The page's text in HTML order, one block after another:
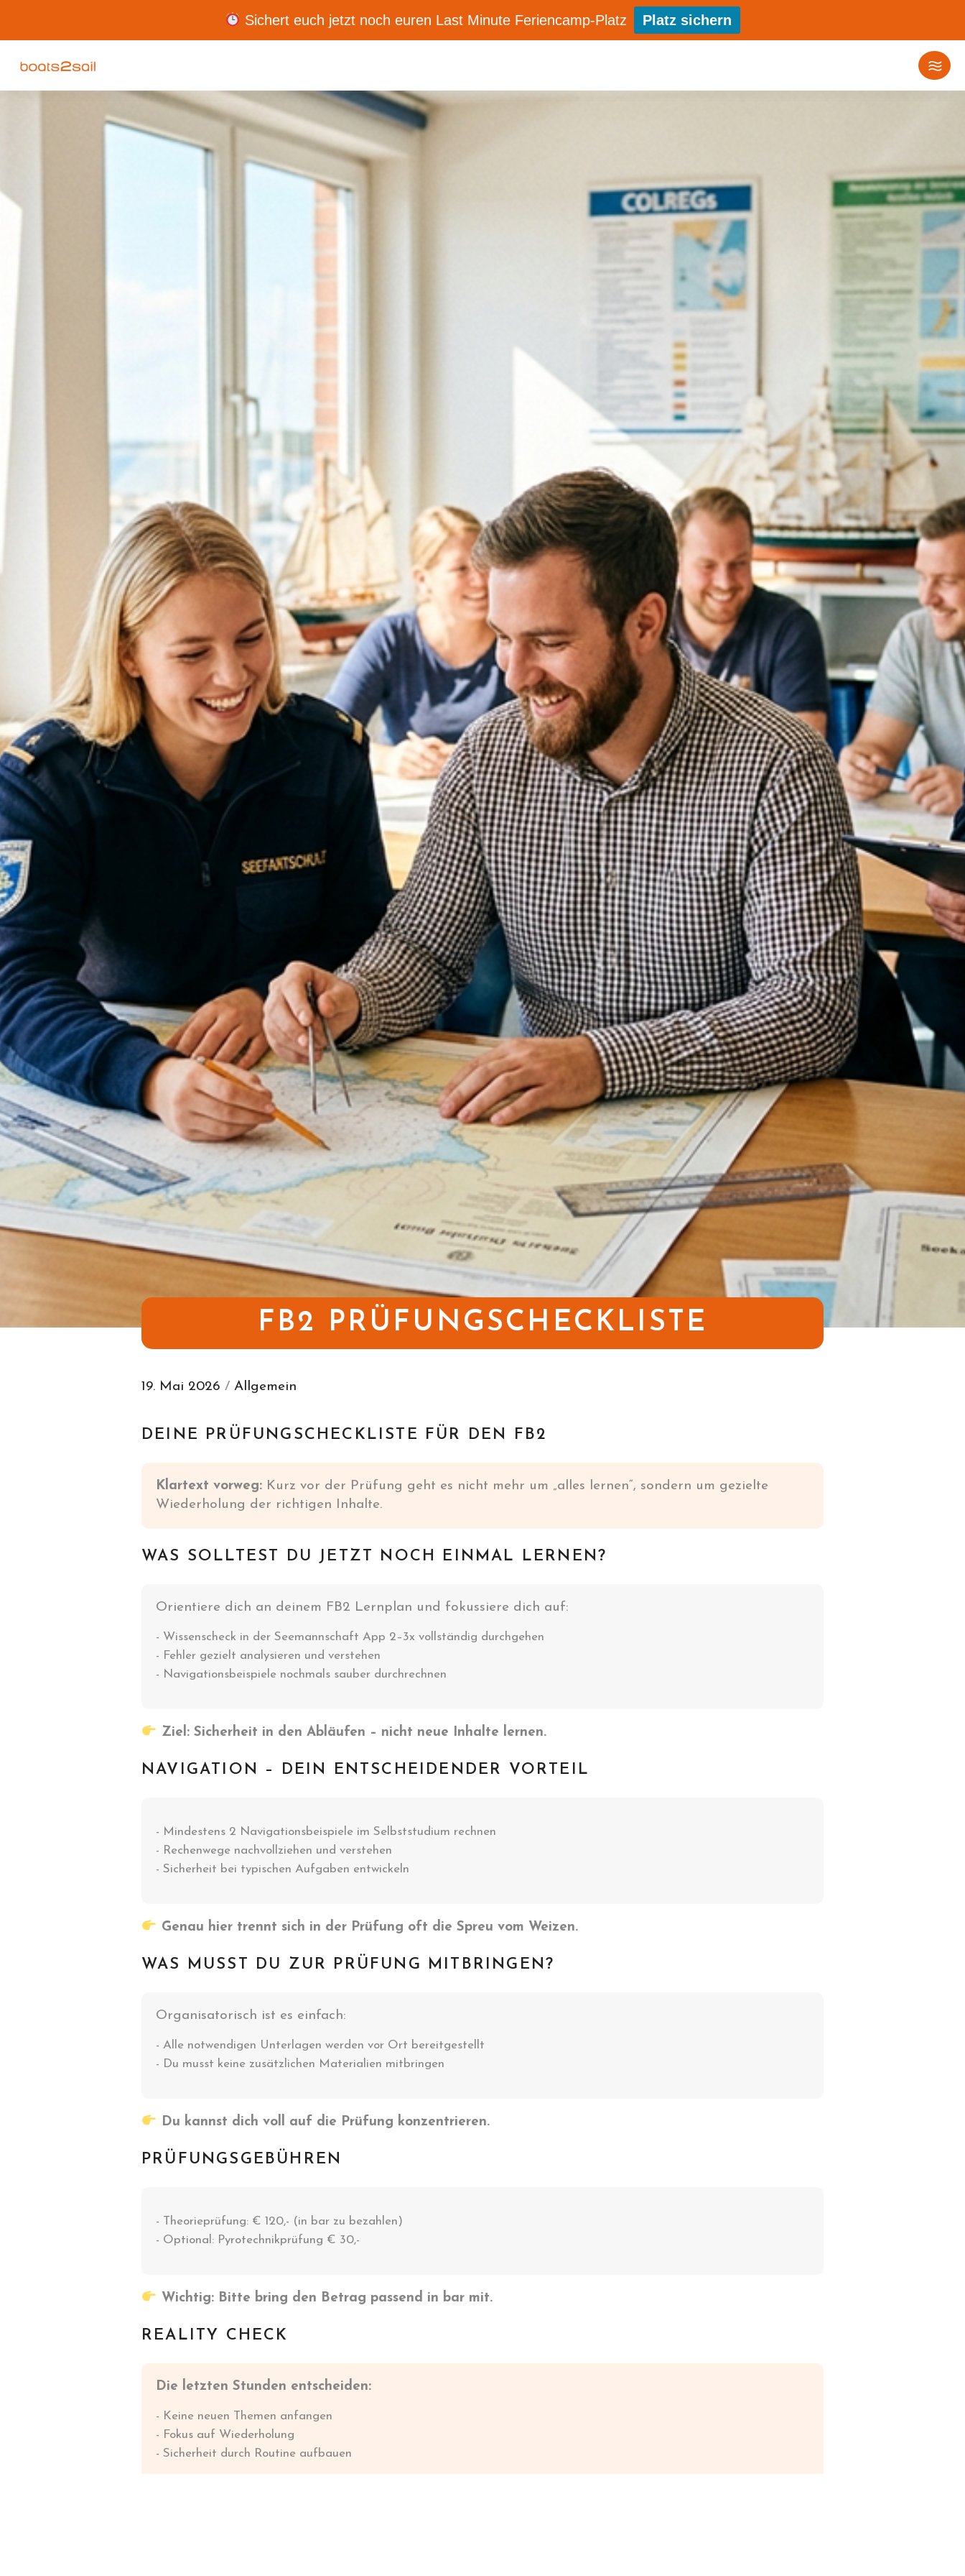
FB2 PRÜFUNGSCHECKLISTE
19. Mai 2026 / Allgemein
DEINE PRÜFUNGSCHECKLISTE FÜR DEN FB2
Klartext vorweg: Kurz vor der Prüfung geht es nicht mehr um „alles lernen“, sondern um gezielte
Wiederholung der richtigen Inhalte.
WAS SOLLTEST DU JETZT NOCH EINMAL LERNEN?
Orientiere dich an deinem FB2 Lernplan und fokussiere dich auf:
- Wissenscheck in der Seemannschaft App 2–3x vollständig durchgehen
- Fehler gezielt analysieren und verstehen
- Navigationsbeispiele nochmals sauber durchrechnen
Ziel: Sicherheit in den Abläufen – nicht neue Inhalte lernen.
NAVIGATION – DEIN ENTSCHEIDENDER VORTEIL
- Mindestens 2 Navigationsbeispiele im Selbststudium rechnen
- Rechenwege nachvollziehen und verstehen
- Sicherheit bei typischen Aufgaben entwickeln
Genau hier trennt sich in der Prüfung oft die Spreu vom Weizen.
WAS MUSST DU ZUR PRÜFUNG MITBRINGEN?
Organisatorisch ist es einfach:
- Alle notwendigen Unterlagen werden vor Ort bereitgestellt
- Du musst keine zusätzlichen Materialien mitbringen
Du kannst dich voll auf die Prüfung konzentrieren.
PRÜFUNGSGEBÜHREN
- Theorieprüfung: € 120,- (in bar zu bezahlen)
- Optional: Pyrotechnikprüfung € 30,-
Wichtig: Bitte bring den Betrag passend in bar mit.
REALITY CHECK
Die letzten Stunden entscheiden:
- Keine neuen Themen anfangen
- Fokus auf Wiederholung
- Sicherheit durch Routine aufbauen
Sichert euch jetzt noch euren Last Minute Feriencamp-Platz Platz sichern